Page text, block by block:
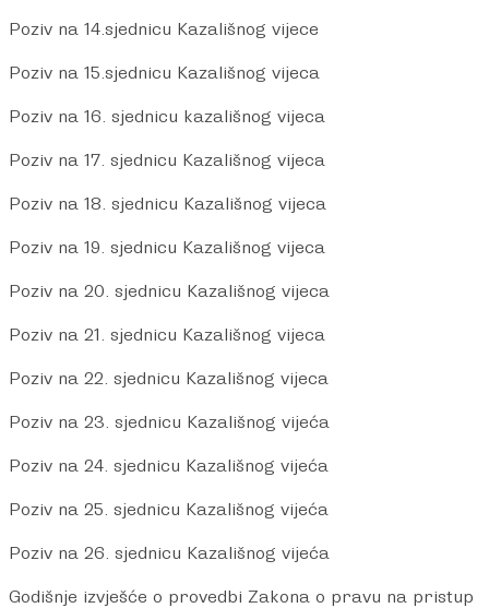
Poziv na 14.sjednicu Kazališnog vijece
Poziv na 15.sjednicu Kazališnog vijeca
Poziv na 16. sjednicu kazališnog vijeca
Poziv na 17. sjednicu Kazališnog vijeca
Poziv na 18. sjednicu Kazališnog vijeca
Poziv na 19. sjednicu Kazališnog vijeca
Poziv na 20. sjednicu Kazališnog vijeca
Poziv na 21. sjednicu Kazališnog vijeca
Poziv na 22. sjednicu Kazališnog vijeca
Poziv na 23. sjednicu Kazališnog vijeća
Poziv na 24. sjednicu Kazališnog vijeća
Poziv na 25. sjednicu Kazališnog vijeća
Poziv na 26. sjednicu Kazališnog vijeća
Godišnje izvješće o provedbi Zakona o pravu na pristup